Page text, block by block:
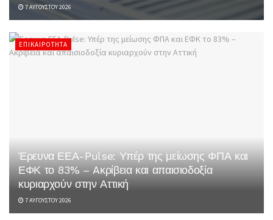
7 ΑΥΓΟΎΣΤΟΥ 2026
ΕΠΙΚΑΙΡΌΤΗΤΑ
Έρευνα ΕΕΑ-Pulse: Υπέρ της μείωσης ΦΠΑ και
ΕΦΚ το 83% – Aκρίβεια και απαισιοδοξία
κυριαρχούν στην Αττική
7 ΑΥΓΟΎΣΤΟΥ 2026